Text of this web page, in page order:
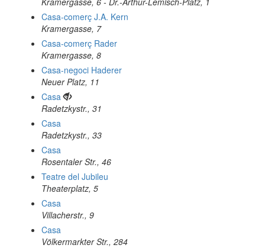
Casa-comerç J.A. Kern
Kramergasse, 7
Casa-comerç Rader
Kramergasse, 8
Casa-negoci Haderer
Neuer Platz, 11
Casa
Radetzkystr., 31
Casa
Radetzkystr., 33
Casa
Rosentaler Str., 46
Teatre del Jubileu
Theaterplatz, 5
Casa
Villacherstr., 9
Casa
Völkermarkter Str., 284